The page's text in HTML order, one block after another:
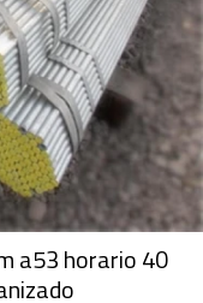
a53 horario 40